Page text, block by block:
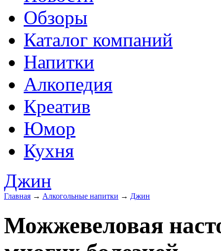
Обзоры
Каталог компаний
Напитки
Алкопедия
Креатив
Юмор
Кухня
Джин
Главная → Алкогольные напитки → Джин
Можжевеловая